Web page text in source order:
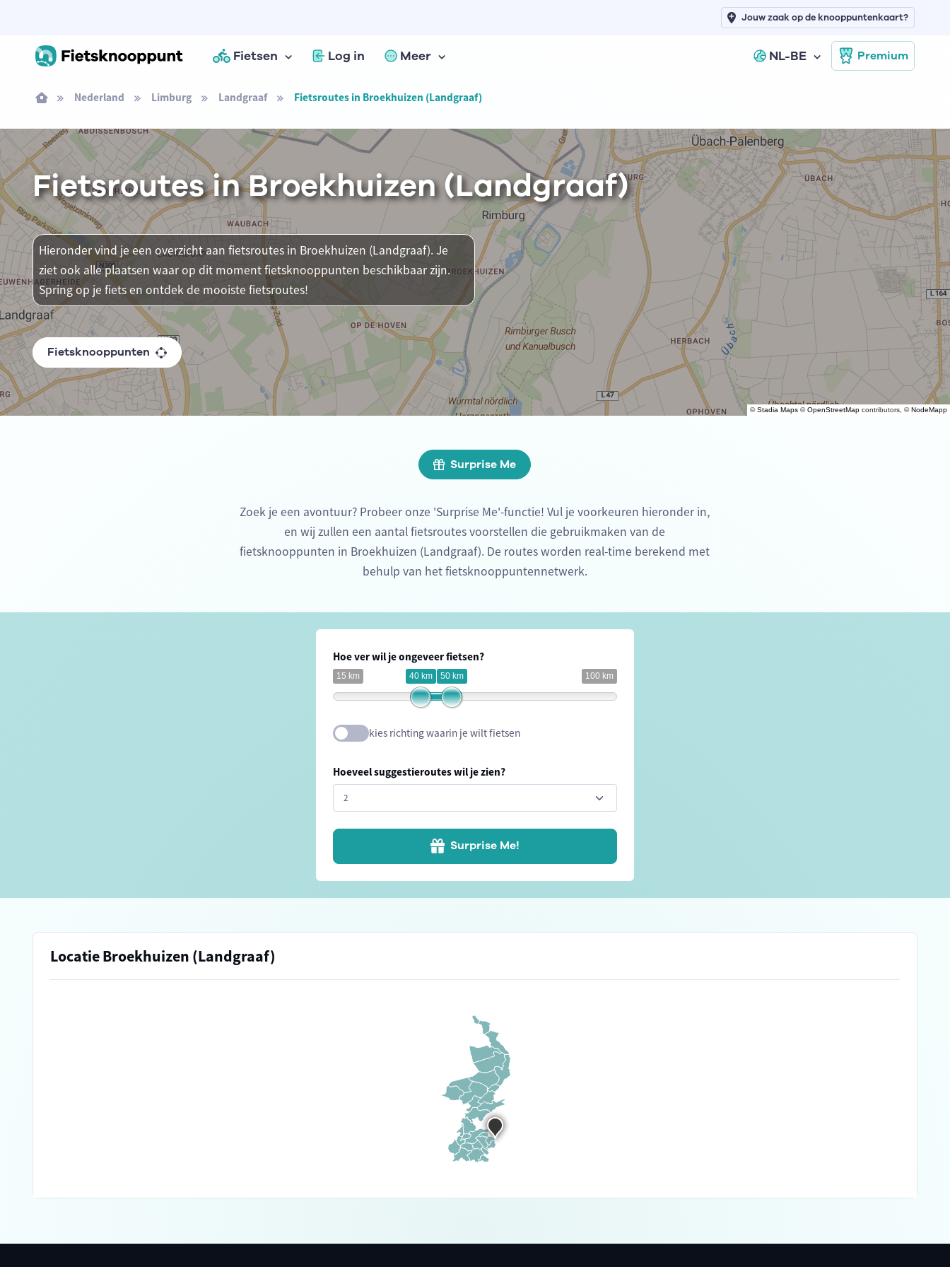
Fietsen Log in Meer NL-BE Premium
Jouw zaak op de knooppuntenkaart?
Nederland Limburg Landgraaf Fietsroutes in Broekhuizen (Landgraaf)
©Stadia Maps ©OpenStreetMap contributors, ©NodeMapp
Fietsroutes in Broekhuizen (Landgraaf)
Hieronder vind je een overzicht aan fietsroutes in Broekhuizen (Landgraaf). Je
ziet ook alle plaatsen waar op dit moment fietsknooppunten beschikbaar zijn.
Spring op je fiets en ontdek de mooiste fietsroutes!
Fietsknooppunten
Surprise Me
Zoek je een avontuur? Probeer onze 'Surprise Me'-functie! Vul je voorkeuren hieronder in,
en wij zullen een aantal fietsroutes voorstellen die gebruikmaken van de
fietsknooppunten in Broekhuizen (Landgraaf). De routes worden real-time berekend met
behulp van het fietsknooppuntennetwerk.
Hoe ver wil je ongeveer fietsen?
15 km 100 km
40 km 50 km
kies richting waarin je wilt fietsen
Hoeveel suggestieroutes wil je zien?
Surprise Me!
Locatie Broekhuizen (Landgraaf)